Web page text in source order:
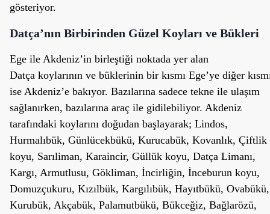
gösteriyor.
Datça’nın Birbirinden Güzel Koyları ve Bükleri
Ege ile Akdeniz’in birleştiği noktada yer alan
Datça koylarının ve büklerinin bir kısmı Ege’ye diğer
ise Akdeniz’e bakıyor. Bazılarına sadece tekne ile ulaşım
sağlanırken, bazılarına araç ile gidilebiliyor. Akdeniz
tarafındaki koylarını doğudan başlayarak; Lindos,
Hurmalıbük, Günlücekbükü, Kurucabük, Kovanlık, Çiftlik
koyu, Sarıliman, Karaincir, Güllük koyu, Datça Limanı,
Kargı, Armutlusu, Gökliman, İncirliğin, İnceburun koyu,
Domuzçukuru, Kızılbük, Kargılıbük, Hayıtbükü, Ovabükü,
Kurubük, Akçabük, Palamutbükü, Bükceğiz, Bağlarözü,